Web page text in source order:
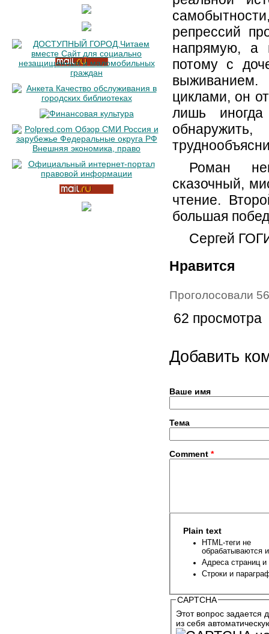
репрессий
напрямую, а
потому с
циклами, он
лишь
Роман
сказочный,
чтение.
большая
Сергей
Нравится
Проголосовали
62 просмотра
Добавить
Ваше имя
Тема
Comment *
Plain text
HTML-теги не
обрабатываются
Адреса страниц и
Строки и
CAPTCHA
Этот вопрос задается
из себя